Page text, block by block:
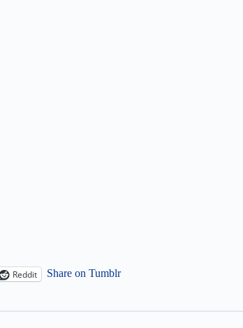
Reddit Share on Tumblr